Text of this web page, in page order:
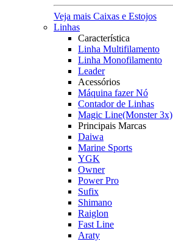
Veja mais Caixas e Estojos
Linhas
Característica
Linha Multifilamento
Linha Monofilamento
Leader
Acessórios
Máquina fazer Nó
Contador de Linhas
Magic Line(Monster 3x)
Principais Marcas
Daiwa
Marine Sports
YGK
Owner
Power Pro
Sufix
Shimano
Raiglon
Fast Line
Araty